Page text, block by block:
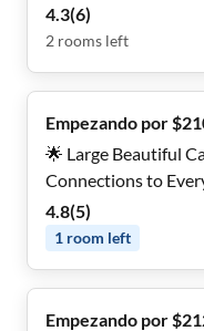
4.3(6)
2 rooms left
Empezando por
🌟 Large Beautiful
4.8(5)
1 room left
Empezando por